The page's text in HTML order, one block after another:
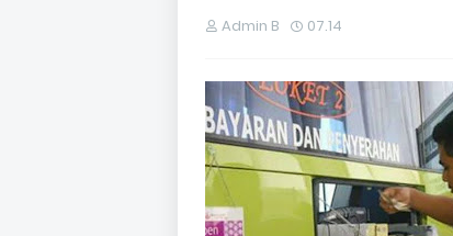
Admin B 07.14